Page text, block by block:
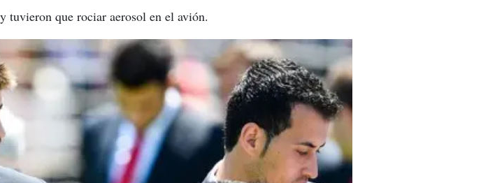
tuvieron que rociar aerosol en el avión.